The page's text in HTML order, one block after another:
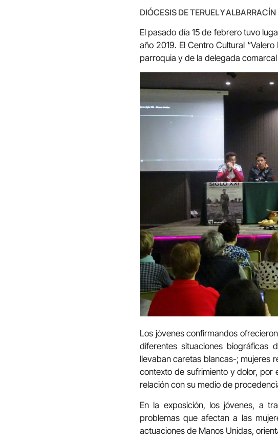
DIÓCESIS DE TERUEL Y ALBARRACÍN
El pasado día 15 de febrero tuvo
año 2019. El Centro Cultural
parroquia y de la delegada
Los jóvenes confirmandos
diferentes situaciones biográficas
llevaban caretas blancas-; mujeres
contexto de sufrimiento y dolor, por
relación con su medio de
En la exposición, los jóvenes, a
problemas que afectan a las
actuaciones de Manos Unidas,